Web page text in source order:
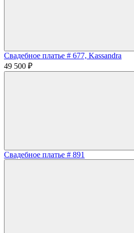
Свадебное платье # 677, Kassandra
49 500 ₽
Свадебное платье # 891